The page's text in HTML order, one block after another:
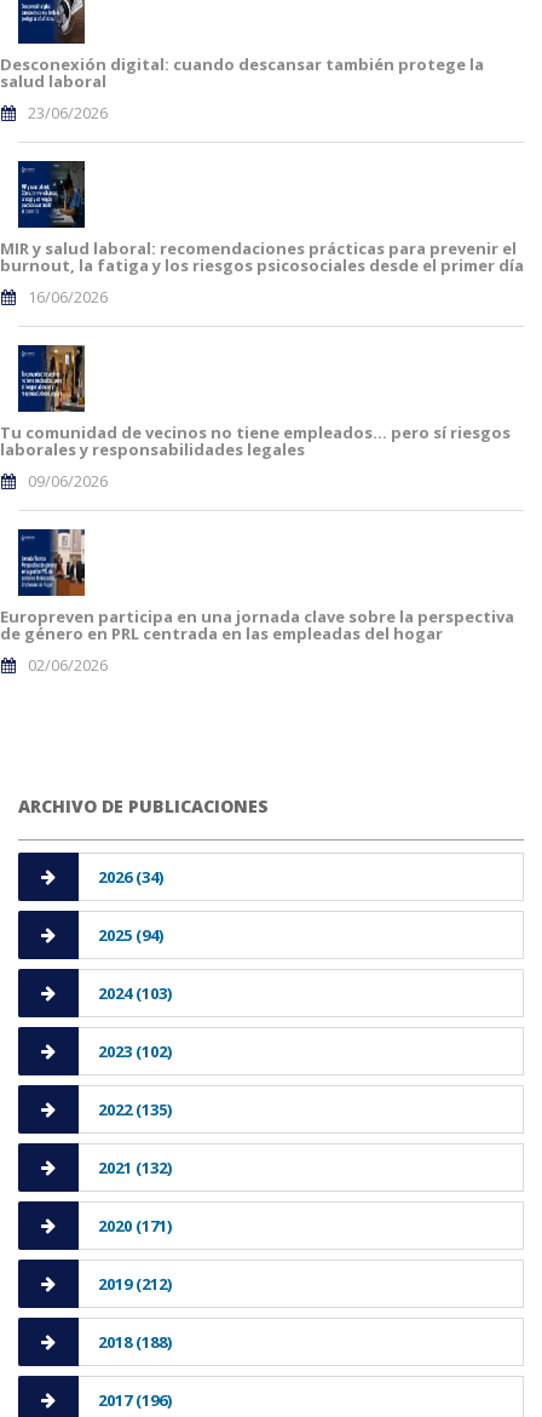
Desconexión digital: cuando descansar también protege la
salud laboral
23/06/2026
MIR y salud laboral: recomendaciones prácticas para prevenir el
burnout, la fatiga y los riesgos psicosociales desde el primer día
16/06/2026
Tu comunidad de vecinos no tiene empleados… pero sí riesgos
laborales y responsabilidades legales
09/06/2026
Europreven participa en una jornada clave sobre la perspectiva
de género en PRL centrada en las empleadas del hogar
02/06/2026
ARCHIVO DE PUBLICACIONES
2026 (34)
2025 (94)
2024 (103)
2023 (102)
2022 (135)
2021 (132)
2020 (171)
2019 (212)
2018 (188)
2017 (196)